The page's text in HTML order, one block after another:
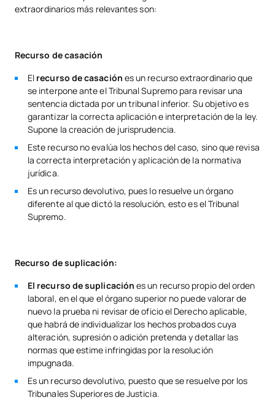
extraordinarios más relevantes son:
Recurso de casación
El recurso de casación es un recurso extraordinario que
se interpone ante el Tribunal Supremo para revisar una
sentencia dictada por un tribunal inferior. Su objetivo es
garantizar la correcta aplicación e interpretación de la ley.
Supone la creación de jurisprudencia.
Este recurso no evalúa los hechos del caso, sino que revisa
la correcta interpretación y aplicación de la normativa
jurídica.
Es un recurso devolutivo, pues lo resuelve un órgano
diferente al que dictó la resolución, esto es el Tribunal
Supremo.
Recurso de suplicación:
El recurso de suplicaciónes un recurso propio del orden
laboral, en el que el órgano superior no puede valorar de
nuevo la prueba ni revisar de oficio el Derecho aplicable,
que habrá de individualizar los hechos probados cuya
alteración, supresión o adición pretenda y detallar las
normas que estime infringidas por la resolución
impugnada.
Es un recurso devolutivo, puesto que se resuelve por los
Tribunales Superiores de Justicia.